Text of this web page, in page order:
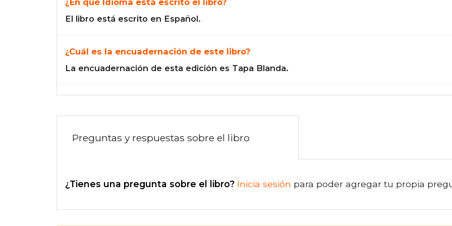
El libro está escrito en Español.
¿Cuál es la encuadernación de este libro?
La encuadernación de esta edición es Tapa Blanda.
Preguntas y respuestas sobre el libro
¿Tienes una pregunta sobre el libro? Inicia sesión para poder agregar tu propia